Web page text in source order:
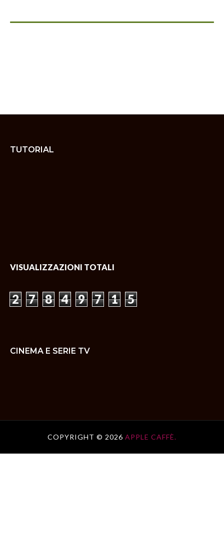
TUTORIAL
VISUALIZZAZIONI TOTALI
2 7 8 4 9 7 1 5
CINEMA E SERIE TV
COPYRIGHT © 2026 APPLE CAFFÈ.